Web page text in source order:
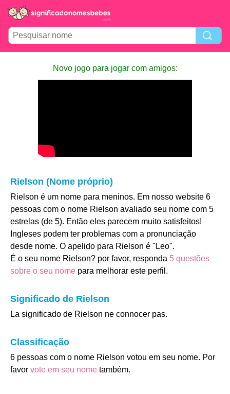
Novo jogo para jogar com amigos:
Rielson (Nome próprio)
Rielson é um nome para meninos. Em nosso website 6
pessoas com o nome Rielson avaliado seu nome com 5
estrelas (de 5). Então eles parecem muito satisfeitos!
Ingleses podem ter problemas com a pronunciação
desde nome. O apelido para Rielson é "Leo".
É o seu nome Rielson? por favor, responda 5 questões
sobre o seu nome para melhorar este perfil.
Significado de Rielson
La significado de Rielson ne connocer pas.
Classificação
6 pessoas com o nome Rielson votou em seu nome. Por
favor vote em seu nome também.